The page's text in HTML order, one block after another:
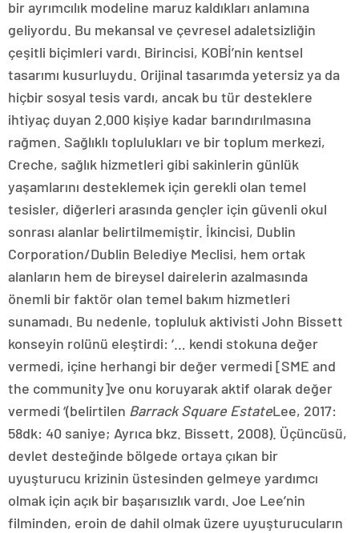
bir ayrımcılık modeline maruz kaldıkları anlamına
geliyordu. Bu mekansal ve çevresel adaletsizliğin
çeşitli biçimleri vardı. Birincisi, KOBİ’nin kentsel
tasarımı kusurluydu. Orijinal tasarımda yetersiz ya da
hiçbir sosyal tesis vardı, ancak bu tür desteklere
ihtiyaç duyan 2.000 kişiye kadar barındırılmasına
rağmen. Sağlıklı toplulukları ve bir toplum merkezi,
Creche, sağlık hizmetleri gibi sakinlerin günlük
yaşamlarını desteklemek için gerekli olan temel
tesisler, diğerleri arasında gençler için güvenli okul
sonrası alanlar belirtilmemiştir. İkincisi, Dublin
Corporation/Dublin Belediye Meclisi, hem ortak
alanların hem de bireysel dairelerin azalmasında
önemli bir faktör olan temel bakım hizmetleri
sunamadı. Bu nedenle, topluluk aktivisti John Bissett
konseyin rolünü eleştirdi: ‘… kendi stokuna değer
vermedi, içine herhangi bir değer vermedi [SME and
the community]ve onu koruyarak aktif olarak değer
vermedi ‘(belirtilen Barrack Square EstateLee, 2017:
58dk: 40 saniye; Ayrıca bkz. Bissett, 2008). Üçüncüsü,
devlet desteğinde bölgede ortaya çıkan bir
uyuşturucu krizinin üstesinden gelmeye yardımcı
olmak için açık bir başarısızlık vardı. Joe Lee’nin
filminden, eroin de dahil olmak üzere uyuşturucuların